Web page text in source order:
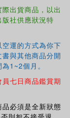
play in the
Do classical
within the
play in classical
economic
reader.
出貨商品，以出
社供應狀況特
運的方式為你下
與其他商品分開
1~2個月。
員七日商品鑑賞期
必須是全新狀態